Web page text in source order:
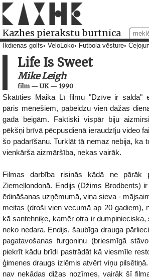
Kazhes pierakstu burtnīca
Ikdienas golfs VeloLoko Futbola vēsture
Life Is Sweet
Mike Leigh
film— UK— 1990
Skatīties Maika Lī filmu "Dzīve ir salda"
pāris mēnešiem, pabeidzu vien dažas
gada beigām. Faktiski vispār biju
pēkšņi brīvā pēcpusdienā ieraudzīju video
šo padarīšanu. Turklāt tā nemaz nebija, ka
vienkārša aizmāršība, nekas vairāk.
Filmas darbība risinās kādā ne pārāk
Ziemeļlondonā. Endijs (Džims Brodbents)
ēdināšanas uzņēmumā, viņa sieva -
meitas (droši vien vecumā ap 20 gadiem),
kā santehniķe, kamēr otra ir
neko nedara. Endijs, šaubīga drauga
pagatavošanas furgoniņu (briesmīgā
piekrīt kādu brīdi pastrādāt kā viesmīle
ģimenes draugs izlēmis atvērt viņu
nav nekādas dižas nozīmes, vairāk šī